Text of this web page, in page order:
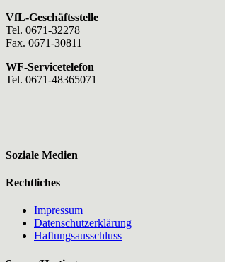
VfL-Geschäftsstelle
Tel. 0671-32278
Fax. 0671-30811
WF-Servicetelefon
Tel. 0671-48365071
Soziale Medien
Rechtliches
Impressum
Datenschutzerklärung
Haftungsausschluss